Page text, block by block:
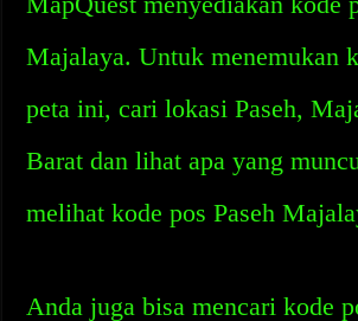
Majalaya. Untuk menemukan
peta ini, cari lokasi Paseh,
Barat dan lihat apa yang
melihat kode pos Paseh
Anda juga bisa mencari kode